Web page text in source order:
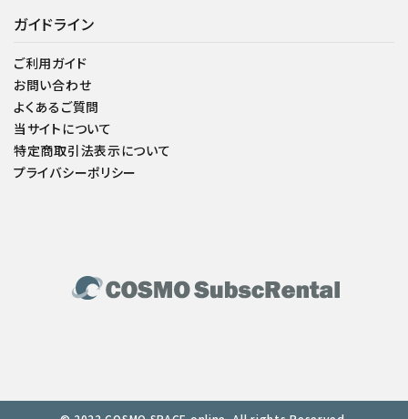
ガイドライン
ご利用ガイド
お問い合わせ
よくあるご質問
当サイトについて
特定商取引法表示について
プライバシーポリシー